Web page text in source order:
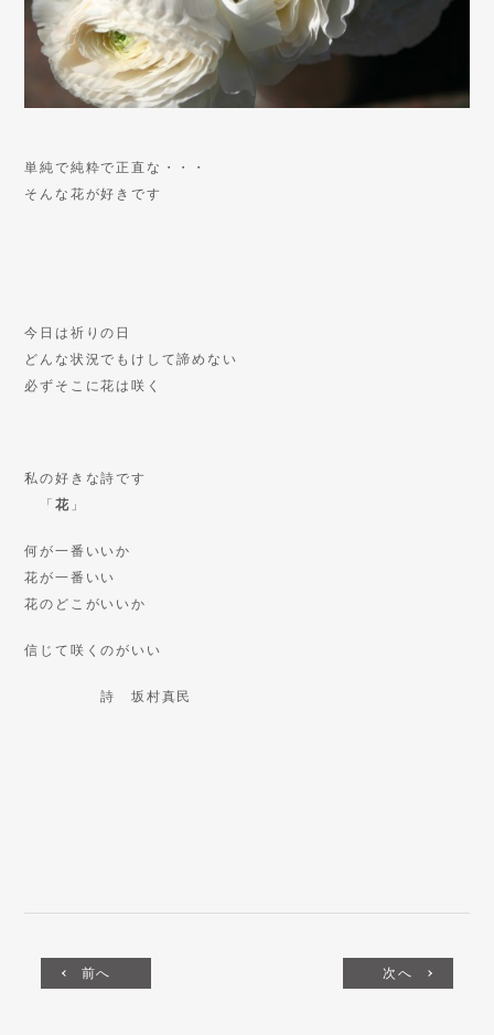
単純で純粋で正直な・・・
そんな花が好きです
今日は祈りの日
どんな状況でもけして諦めない
必ずそこに花は咲く
私の好きな詩です
「花 」
何が一番いいか
花が一番いい
花のどこがいいか
信じて咲くのがいい
詩 坂村真民
前へ 次へ